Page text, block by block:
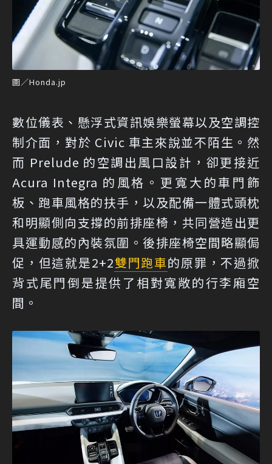
圖／Honda.jp
數位儀表、懸浮式資訊娛樂螢幕以及空調控
制介面，對於 Civic 車主來說並不陌生。然
而 Prelude 的空調出風口設計，卻更接近
Acura Integra 的風格。更寬大的車門飾
板、跑車風格的扶手，以及配備一體式頭枕
和明顯側向支撐的前排座椅，共同營造出更
具運動感的內裝氛圍。後排座椅空間略顯侷
促，但這就是2+2雙門跑車的原罪，不過掀
背式尾門倒是提供了相對寬敞的行李廂空
間。